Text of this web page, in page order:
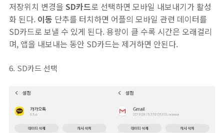
저장위치 변경을 SD카드로 선택하면 모바일 내보내기가 활성
화 된다. 이동 단추를 터치하면 어플의 모바일 관련 데이터를
SD카드로 보낼 수 있게 된다. 용량이 클 수록 시간은 오래걸리
며, 앱을 내보내는 동안 SD카드는 제거하면 안된다.
6. SD카드 선택